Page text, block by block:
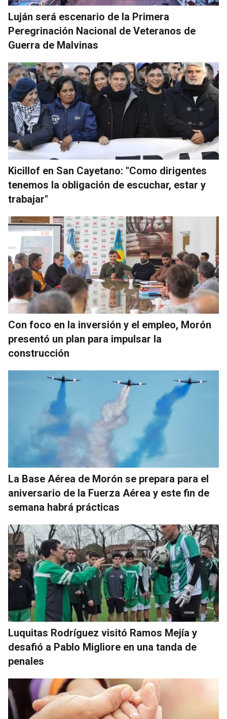
Luján será escenario de la Primera
Peregrinación Nacional de Veteranos de
Guerra de Malvinas
Kicillof en San Cayetano: "Como dirigentes
tenemos la obligación de escuchar, estar y
trabajar"
Con foco en la inversión y el empleo, Morón
presentó un plan para impulsar la
construcción
La Base Aérea de Morón se prepara para el
aniversario de la Fuerza Aérea y este fin de
semana habrá prácticas
Luquitas Rodríguez visitó Ramos Mejía y
desafió a Pablo Migliore en una tanda de
penales